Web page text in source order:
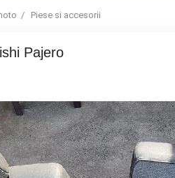
Piese si accesorii
Pajero